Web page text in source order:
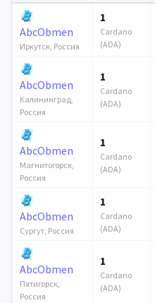
AbcObmen
Иркутск, Россия
1
Cardano
(ADA)
AbcObmen
Калининград,
Россия
1
Cardano
(ADA)
AbcObmen
Магнитогорск,
Россия
1
Cardano
(ADA)
AbcObmen
Сургут, Россия
1
Cardano
(ADA)
AbcObmen
Пятигорск,
Россия
1
Cardano
(ADA)